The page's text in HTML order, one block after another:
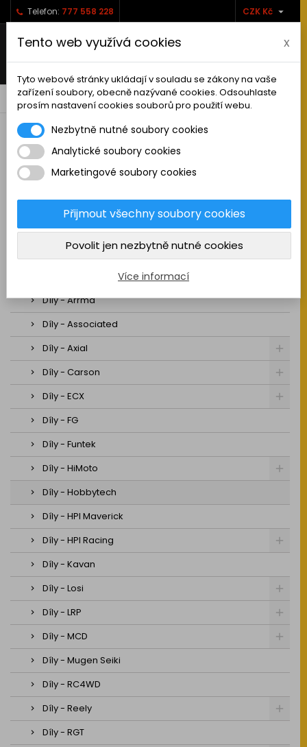
Telefon: 777 558 228 CZK Kč 
   shopping_cart0
RC AUTA
Sestavená auta elektro
Stavebnice aut elektro
Auta na spalovací motor
Náhradní díly
Díly - Arrma
Díly - Associated
Díly - Axial
Díly - Carson
Díly - ECX
Díly - FG
Díly - Funtek
Díly - HiMoto
Díly - Hobbytech
Díly - HPI Maverick
Díly - HPI Racing
Díly - Kavan
Díly - Losi
Díly - LRP
Díly - MCD
Díly - Mugen Seiki
Díly - RC4WD
Díly - Reely
Díly - RGT
Tento web využívá cookies x
Tyto webové stránky ukládají v souladu se zákony na vaše
zařízení soubory, obecně nazývané cookies. Odsouhlaste
prosím nastavení cookies souborů pro použití webu.
Nezbytně nutné soubory cookies
Analytické soubory cookies
Marketingové soubory cookies
Přijmout všechny soubory cookies
Povolit jen nezbytně nutné cookies
Více informací